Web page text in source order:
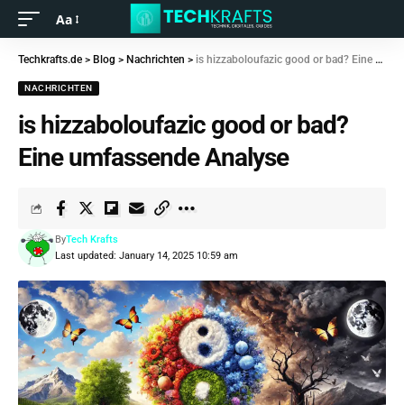
Aa
Techkrafts.de > Blog > Nachrichten > is hizzaboloufazic good or bad? Eine umfassende Analyse
NACHRICHTEN
is hizzaboloufazic good or bad?
Eine umfassende Analyse
Last updated: January 14, 2025 10:59 am
ByTech Krafts